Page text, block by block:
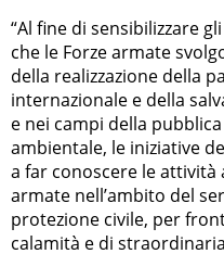
“Al fine di sensibilizzare
che le Forze armate
della realizzazione della
internazionale e della
e nei campi della
ambientale, le iniziative
a far conoscere le
armate nell’ambito del
protezione civile, per
calamità e di